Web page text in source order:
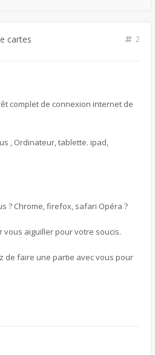
cartes
2
complet de connexion internet de
, Ordinateur, tablette. ipad,
? Chrome, firefox, safari Opéra ?
vous aiguiller pour votre soucis.
de faire une partie avec vous pour